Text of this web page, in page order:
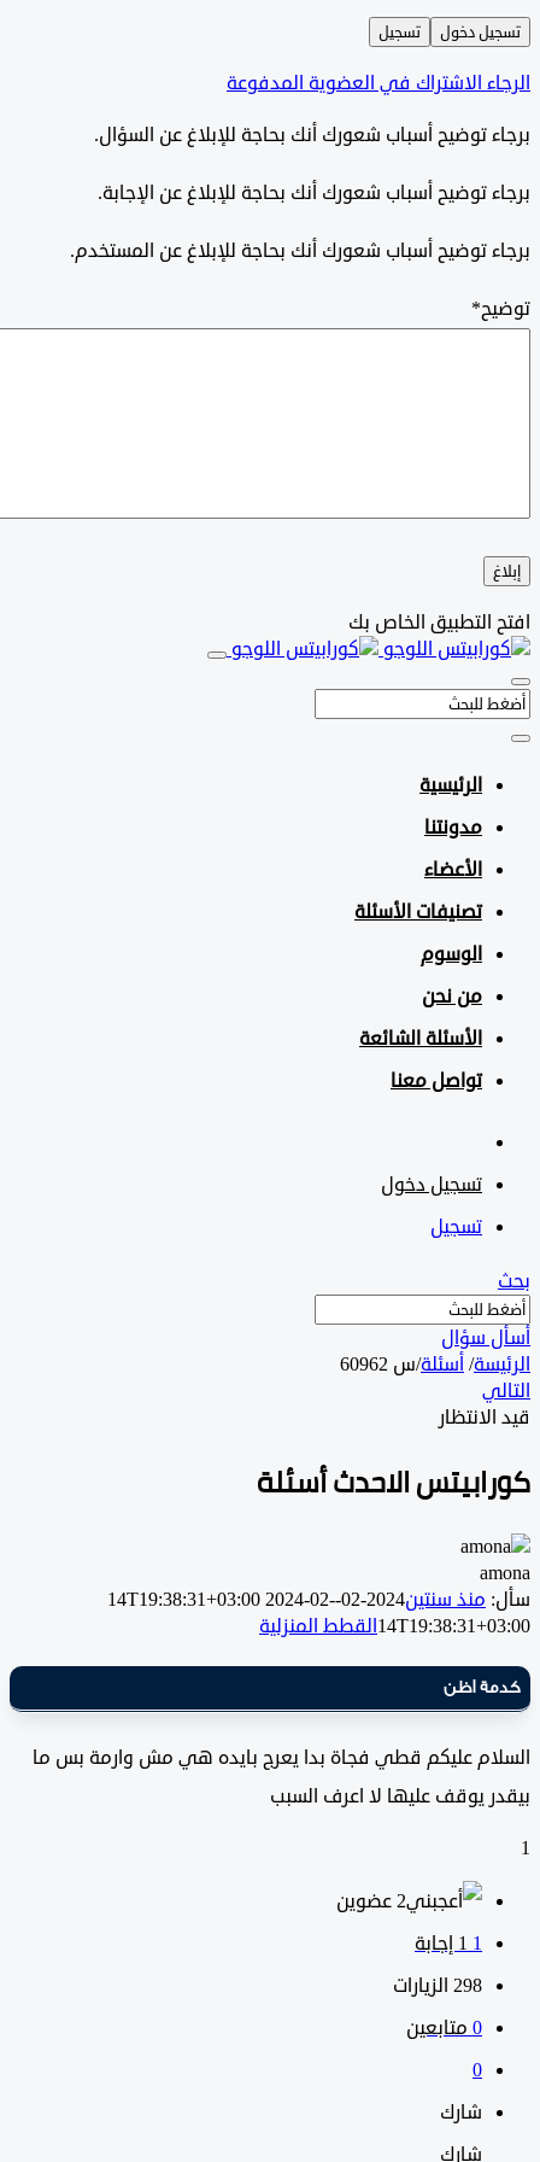
دخول تسجيل
الاشتراك في العضوية المدفوعة
توضيح أسباب شعورك أنك بحاجة للإبلاغ عن السؤال.
توضيح أسباب شعورك أنك بحاجة للإبلاغ عن الإجابة.
توضيح أسباب شعورك أنك بحاجة للإبلاغ عن المستخدم.
*
التطبيق الخاص بك
الرئيسية
مدونتنا
الأعضاء
تصنيفات الأسئلة
الوسوم
من نحن
الأسئلة الشائعة
تواصل معنا
تسجيل دخول
تسجيل
سؤال
/ أسئلة/س 60962
الاحدث أسئلة
منذ سنتين2024-02-14T19:38:31+03:00
2024-02-
القطط المنزلية
اظن
عليكم قطي فجاة بدا يعرج بايده هي مش وارمة بس ما
يوقف عليها لا اعرف السبب
‫2 عضوين
298 الزيارات
متابعين
شارك